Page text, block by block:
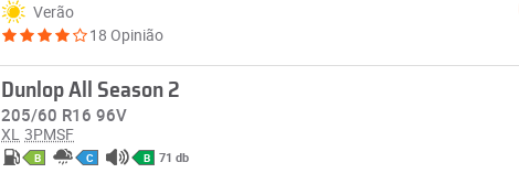
Verão
18 Opinião
Dunlop All Season 2
205/60 R16 96V
XL 3PMSF
B C B 71 db